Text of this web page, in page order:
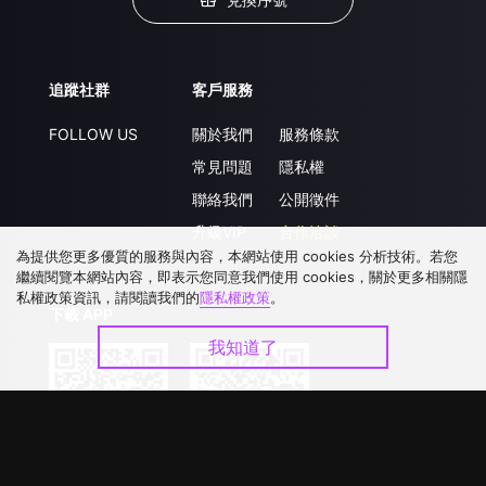
追蹤社群
FOLLOW US
客戶服務
關於我們
常見問題
聯絡我們
升級VIP
服務條款
隱私權
公開徵件
合作洽談
為提供您更多優質的服務與內容，本網站使用 cookies 分析技術。若您
繼續閱覽本網站內容，即表示您同意我們使用 cookies，關於更多相關隱
私權政策資訊，請閱讀我們的隱私權政策。
我知道了